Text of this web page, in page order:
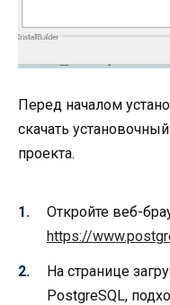
Перед началом
скачать
проекта.
Откройте веб-
https://
На странице
PostgreSQL,